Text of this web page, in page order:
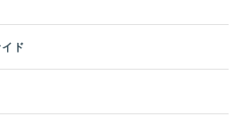
ド